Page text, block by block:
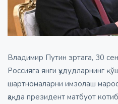
Владимир Путин эртага, 30
Россияга янги ҳудудларнинг
шартномаларни имзолаш
ҳақда президент матбуот